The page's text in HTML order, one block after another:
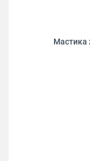
Мастика